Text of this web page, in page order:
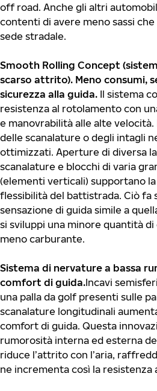
off road. Anche gli altri
contenti di avere meno sassi che
sede stradale.
Smooth Rolling Concept
scarso attrito). Meno consumi,
sicurezza alla guida. Il sistema
resistenza al rotolamento con
e manovrabilità alle alte
delle scanalature o degli intagli
ottimizzati. Aperture di diversa
scanalature e blocchi di varia
(elementi verticali) supportano
flessibilità del battistrada. Ciò fa
sensazione di guida simile a
si sviluppi una minore quantità di
meno carburante.
Sistema di nervature a bassa
comfort di guida.Incavi
una palla da golf presenti sulle
scanalature longitudinali
comfort di guida. Questa
rumorosità interna ed esterna
riduce l’attrito con l’aria,
ne incrementa così la resistenza